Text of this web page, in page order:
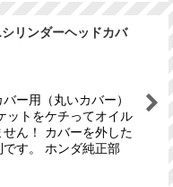
リンダーヘッドカバ
ー用（丸いカバー）
ットをケチってオイル
ん！ カバーを外した
す。 ホンダ純正部